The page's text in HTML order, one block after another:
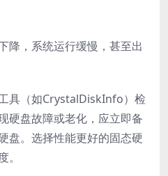
降，系统运行缓慢，甚至出
具（如CrystalDiskInfo）检
硬盘故障或老化，应立即备
盘。选择性能更好的固态硬